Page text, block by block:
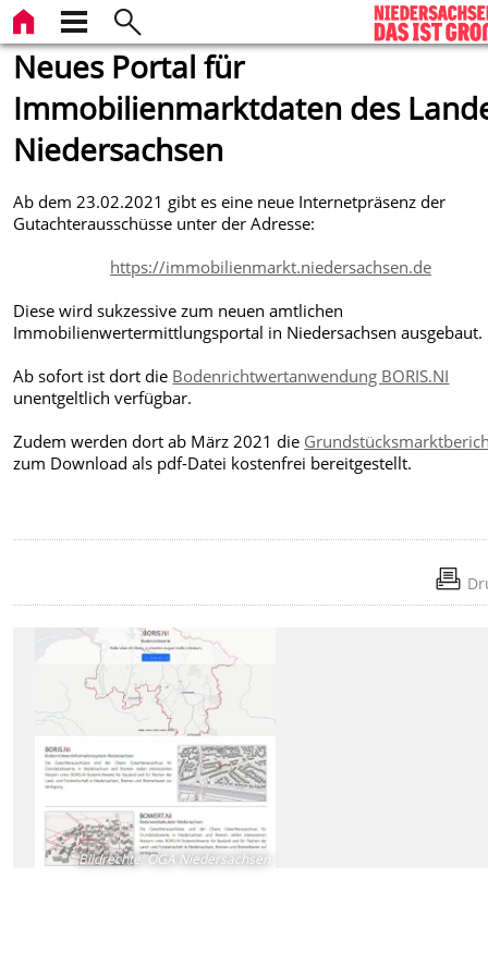
Neues Portal für
Immobilienmarktdaten des
Niedersachsen
Ab dem 23.02.2021 gibt es eine neue Internetpräsenz der
Gutachterausschüsse unter der Adresse:
https://immobilienmarkt.niedersachsen.de
Diese wird sukzessive zum neuen amtlichen
Immobilienwertermittlungsportal in Niedersachsen ausgebaut.
Ab sofort ist dort die Bodenrichtwertanwendung BORIS.NI
unentgeltlich verfügbar.
Zudem werden dort ab März 2021 die
zum Download als pdf-Datei kostenfrei bereitgestellt.
Bildrechte:OGA Niedersachsen